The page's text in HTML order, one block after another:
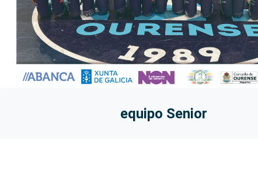
equipo Senior